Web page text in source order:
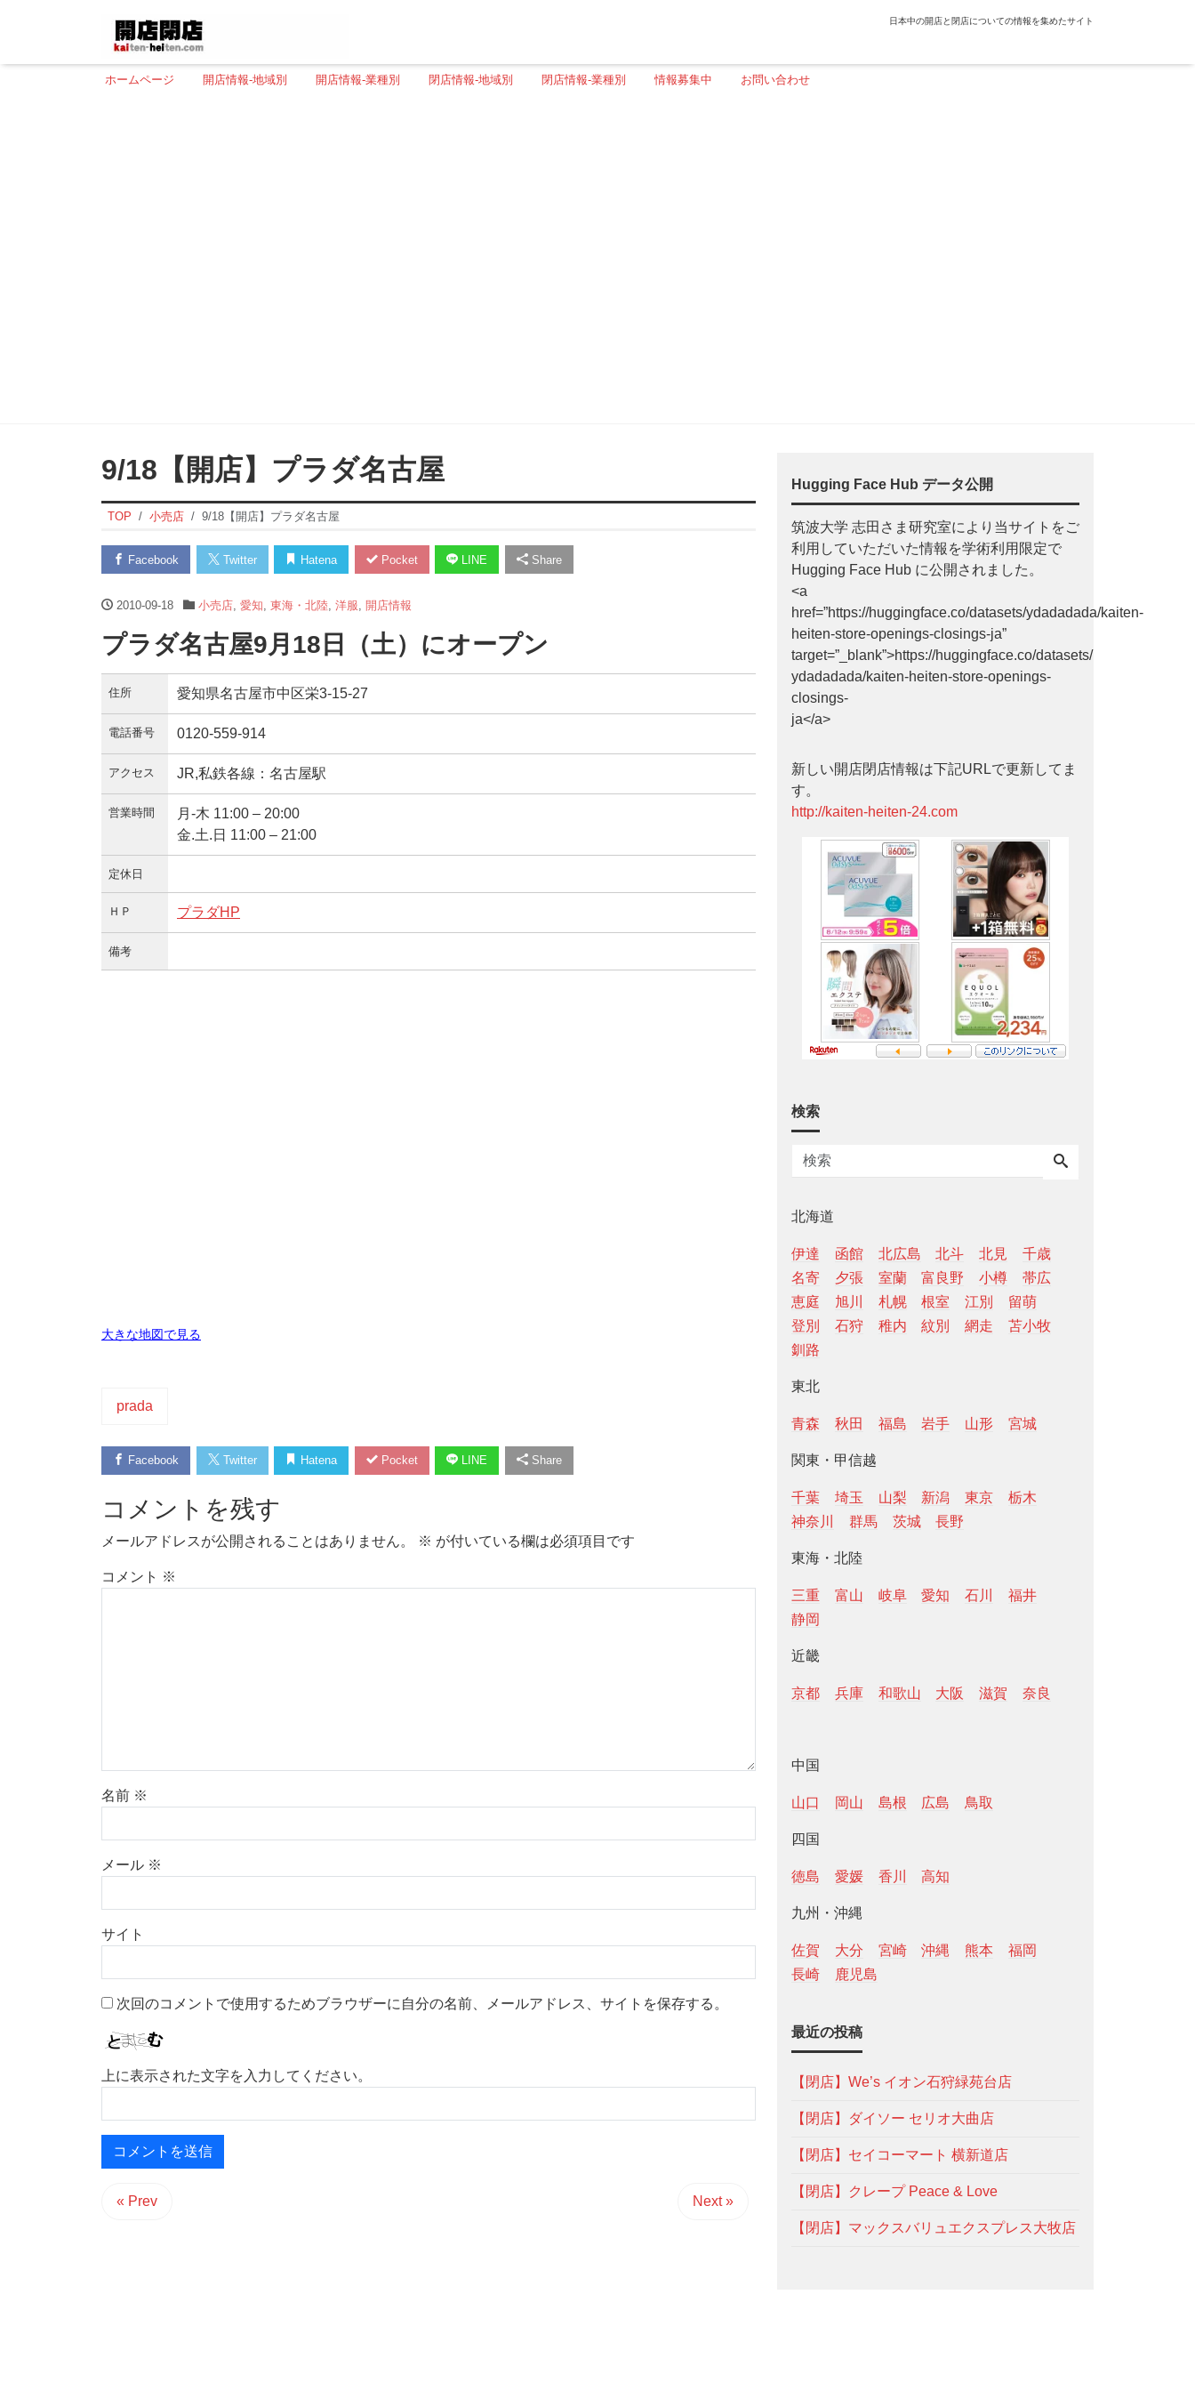
日本中の開店と閉店についての情報を集めたサイト
ホームページ 開店情報-地域別 開店情報-業種別 閉店情報-地域別 閉店情報-業種別 情報募集中 お問い合わせ
9/18【開店】プラダ名古屋
TOP 小売店 9/18【開店】プラダ名古屋
Facebook Twitter Hatena Pocket LINE Share
2010-09-18 小売店, 愛知 東海・北陸, 洋服 開店情報
プラダ名古屋9月18日（土）にオープン
住所 愛知県名古屋市中区栄3-15-27
電話番号 0120-559-914
アクセス JR,私鉄各線：名古屋駅
営業時間
月-木 11:00 – 20:00
金.土.日 11:00 – 21:00
定休日
ＨＰ プラダHP
備考
大きな地図で見る
prada
Facebook Twitter Hatena Pocket LINE Share
コメントを残す
メールアドレスが公開されることはありません。 ※ が付いている欄は必須項目です
コメント ※
名前 ※
メール ※
サイト
次回のコメントで使用するためブラウザーに自分の名前、メールアドレス、サイトを保存する。
上に表示された文字を入力してください。
« Prev Next »
Hugging Face Hub データ公開
筑波大学 志田さま研究室により当サイトをご
利用していただいた情報を学術利用限定で
Hugging Face Hub に公開されました。
<a
href=”https://huggingface.co/datasets/ydadadada/kaiten-
heiten-store-openings-closings-ja”
target=”_blank”>https://huggingface.co/datasets/
ydadadada/kaiten-heiten-store-openings-
closings-
ja</a>
新しい開店閉店情報は下記URLで更新してま
す。
http://kaiten-heiten-24.com
検索
北海道
伊達 函館 北広島 北斗 北見
千歳
名寄
夕張 室蘭 富良野 小樽
帯広
恵庭
旭川 札幌 根室 江別
留萌
登別
石狩 稚内 紋別 網走
苫小牧
釧路
東北
青森 秋田 福島 岩手 山形 宮城
関東・甲信越
千葉 埼玉 山梨 新潟 東京
栃木
神奈川
群馬 茨城 長野
東海・北陸
三重 富山 岐阜 愛知 石川
福井
静岡
近畿
京都 兵庫 和歌山 大阪 滋賀 奈良
中国
山口 岡山 島根 広島 鳥取
四国
徳島 愛媛 香川 高知
九州・沖縄
佐賀 大分 宮崎 沖縄 熊本
福岡
長崎
鹿児島
最近の投稿
【閉店】We’s イオン石狩緑苑台店
【閉店】ダイソー セリオ大曲店
【閉店】セイコーマート 横新道店
【閉店】クレープ Peace & Love
【閉店】マックスバリュエクスプレス大牧店